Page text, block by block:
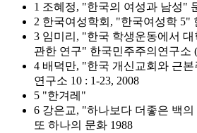
1 조혜정, "한국의 여성과 남성"
2 한국여성학회, "한국여성학 5"
3 임미리, "한국 학생운동에서 대
관한 연구" 한국민주주의연구소
4 배덕만, "한국 개신교회와 근
연구소 10 : 1-23, 2008
5 "한겨레"
6 강은교, "하나보다 더좋은 백
또 하나의 문화 1988